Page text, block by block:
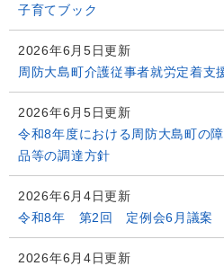
子育てブック
2026年6月5日更新
周防大島町介護従事者就労定着支
2026年6月5日更新
令和8年度における周防大島町の
品等の調達方針
2026年6月4日更新
令和8年 第2回 定例会6月議案
2026年6月4日更新